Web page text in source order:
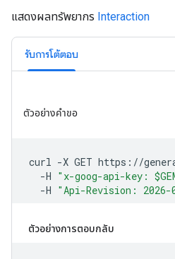
แสดงผลทรัพยากร Interaction
รับการโต้ตอบ
ตัวอย่างการตอบกลับ